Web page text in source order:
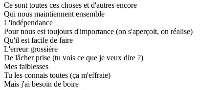
Ce sont toutes ces choses et d'autres encore
Qui nous maintiennent ensemble
L'indépendance
Pour nous est toujours d'importance (on s'aperçoit, on réalise)
Qu'il est facile de faire
L'erreur grossière
De lâcher prise (tu vois ce que je veux dire ?)
Mes faiblesses
Tu les connais toutes (ça m'effraie)
Mais j'ai besoin de boire